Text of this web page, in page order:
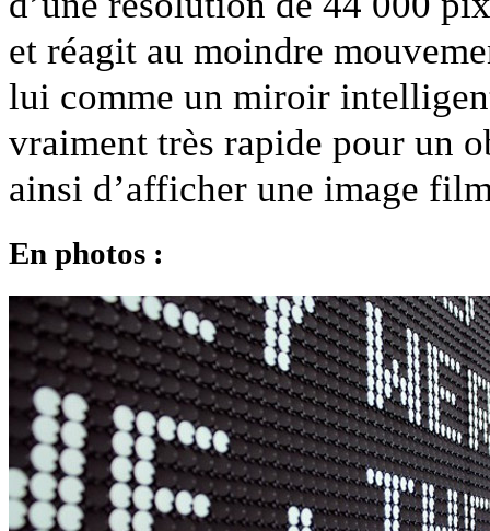
et réagit au moindre
lui comme un miroir
vraiment très rapide pour un
ainsi d’afficher une image
En photos :